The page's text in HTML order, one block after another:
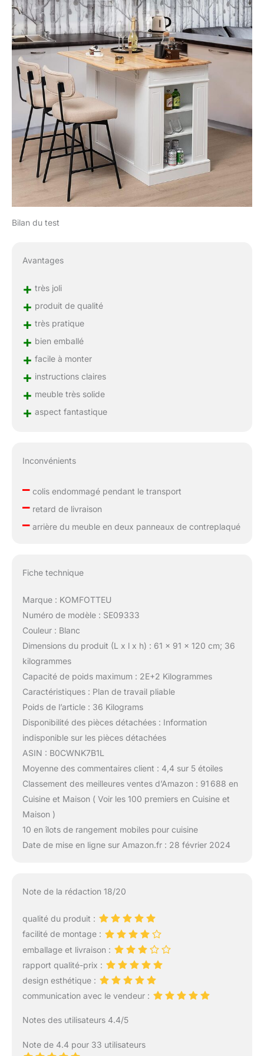
Bilan du test
Avantages
+ très joli
+ produit de qualité
+ très pratique
+ bien emballé
+ facile à monter
+ instructions claires
+ meuble très solide
+ aspect fantastique
Inconvénients
–colis endommagé pendant le transport
–retard de livraison
–arrière du meuble en deux panneaux de contreplaqué
Fiche technique
Marque : KOMFOTTEU
Numéro de modèle : SE09333
Couleur : Blanc
Dimensions du produit (L x l x h) : 61 x 91 x 120 cm; 36
kilogrammes
Capacité de poids maximum : 2E+2 Kilogrammes
Caractéristiques : Plan de travail pliable
Poids de l’article : 36 Kilograms
Disponibilité des pièces détachées : Information
indisponible sur les pièces détachées
ASIN : B0CWNK7B1L
Moyenne des commentaires client : 4,4 sur 5 étoiles
Classement des meilleures ventes d’Amazon : 91 688 en
Cuisine et Maison ( Voir les 100 premiers en Cuisine et
Maison )
10 en îlots de rangement mobiles pour cuisine
Date de mise en ligne sur Amazon.fr : 28 février 2024
Note de la rédaction 18/20
qualité du produit :
facilité de montage :
emballage et livraison :
rapport qualité-prix :
design esthétique :
communication avec le vendeur :
Notes des utilisateurs 4.4/5
Note de 4.4 pour 33 utilisateurs